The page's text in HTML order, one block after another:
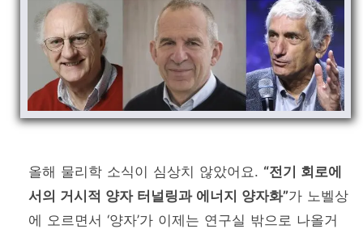
올해 물리학 소식이 심상치 않았어요. “전기 회로에
서의 거시적 양자 터널링과 에너지 양자화”가 노벨상
에 오르면서 ‘양자’가 이제는 연구실 밖으로 나올거